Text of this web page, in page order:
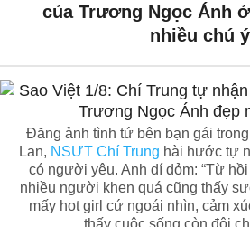
của Trương Ngọc Ánh
nhiều chú
Đăng ảnh tình tứ bên bạn gái
Lan, NSƯT Chí Trung hài hước tự
có người yêu. Anh dí dỏm: “Từ
nhiều người khen quá cũng thấy
mấy hot girl cứ ngoái nhìn, cảm